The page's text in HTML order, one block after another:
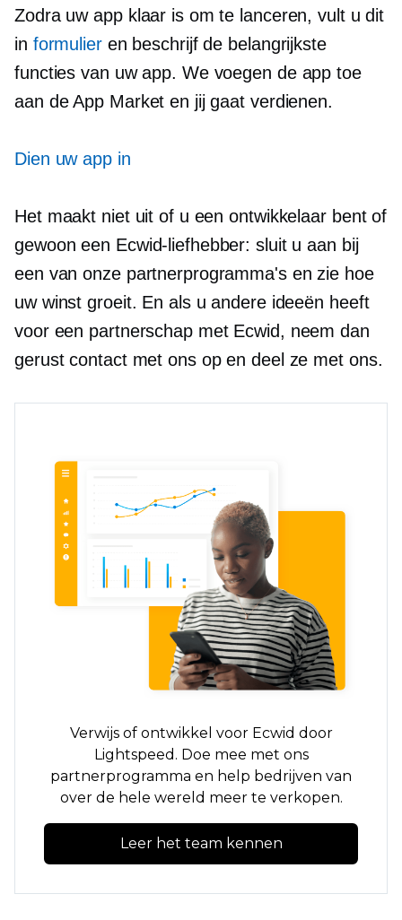
Zodra uw app klaar is om te lanceren, vult u dit
in formulieren beschrijf de belangrijkste
functies van uw app. We voegen de app toe
aan de App Market en jij gaat verdienen.
Dien uw app in
Het maakt niet uit of u een ontwikkelaar bent of
gewoon een Ecwid-liefhebber: sluit u aan bij
een van onze partnerprogramma's en zie hoe
uw winst groeit. En als u andere ideeën heeft
voor een partnerschap met Ecwid, neem dan
gerust contact met ons op en deel ze met ons.
Verwijs of ontwikkel voor Ecwid door
Lightspeed. Doe mee met ons
partnerprogramma en help bedrijven van
over de hele wereld meer te verkopen.
Leer het team kennen